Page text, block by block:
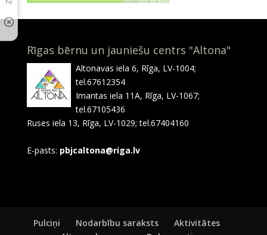
Rīgas bērnu un jauniešu centrs "Altona"
Altonavas iela 6, Rīga, LV-1004;
tel.67612354
Imantas iela 11A, Rīga, LV-1067;
tel.67105436
Ruses iela 13, Rīga, LV-1029; tel.67404160
E-pasts: pbjcaltona@riga.lv
Pulciņi Nodarbību saraksts
Aktivitātes